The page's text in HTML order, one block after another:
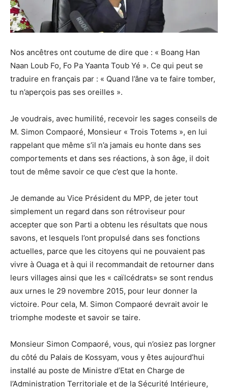
Nos ancêtres ont coutume de dire que : « Boang Han
Naan Loub Fo, Fo Pa Yaanta Toub Yé ». Ce qui peut se
traduire en français par : « Quand l’âne va te faire tomber,
tu n’aperçois pas ses oreilles ».
Je voudrais, avec humilité, recevoir les sages conseils de
M. Simon Compaoré, Monsieur « Trois Totems », en lui
rappelant que même s’il n’a jamais eu honte dans ses
comportements et dans ses réactions, à son âge, il doit
tout de même savoir ce que c’est que la honte.
Je demande au Vice Président du MPP, de jeter tout
simplement un regard dans son rétroviseur pour
accepter que son Parti a obtenu les résultats que nous
savons, et lesquels l’ont propulsé dans ses fonctions
actuelles, parce que les citoyens qui ne pouvaient pas
vivre à Ouaga et à qui il recommandait de retourner dans
leurs villages ainsi que les « caïlcédrats» se sont rendus
aux urnes le 29 novembre 2015, pour leur donner la
victoire. Pour cela, M. Simon Compaoré devrait avoir le
triomphe modeste et savoir se taire.
Monsieur Simon Compaoré, vous, qui n’osiez pas lorgner
du côté du Palais de Kossyam, vous y êtes aujourd’hui
installé au poste de Ministre d’Etat en Charge de
l’Administration Territoriale et de la Sécurité Intérieure,